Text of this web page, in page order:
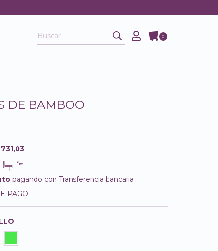
0
DE BAMBOO
pagando con Transferencia bancaria
PAGO